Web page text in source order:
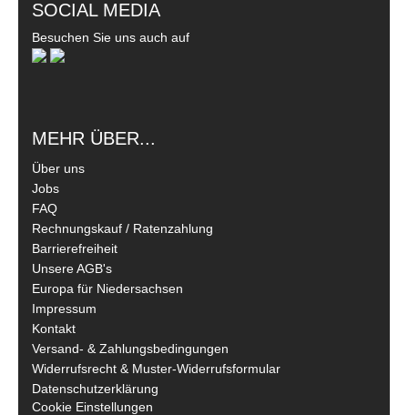
SOCIAL MEDIA
Besuchen Sie uns auch auf
MEHR ÜBER...
Über uns
Jobs
FAQ
Rechnungskauf / Ratenzahlung
Barrierefreiheit
Unsere AGB's
Europa für Niedersachsen
Impressum
Kontakt
Versand- & Zahlungsbedingungen
Widerrufsrecht & Muster-Widerrufsformular
Datenschutzerklärung
Cookie Einstellungen